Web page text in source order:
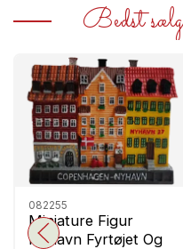
Bedst
082255
Miniature Figur
Nyhavn Fyrtøjet Og